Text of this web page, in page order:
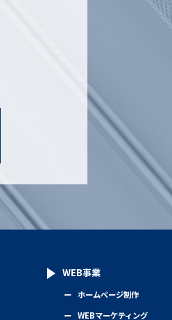
WEB事業
ホームページ制作
WEBマーケティング